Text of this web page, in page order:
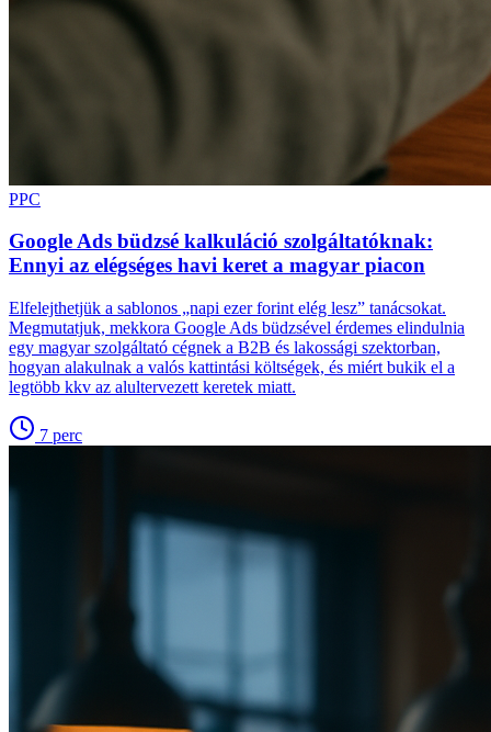
PPC
Google Ads büdzsé kalkuláció szolgáltatóknak:
Ennyi az elégséges havi keret a magyar piacon
Elfelejthetjük a sablonos „napi ezer forint elég lesz” tanácsokat.
Megmutatjuk, mekkora Google Ads büdzsével érdemes elindulnia
egy magyar szolgáltató cégnek a B2B és lakossági szektorban,
hogyan alakulnak a valós kattintási költségek, és miért bukik el a
legtöbb kkv az alultervezett keretek miatt.
7 perc